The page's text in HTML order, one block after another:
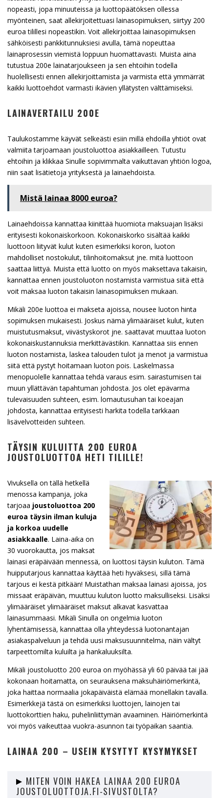
nopeasti, jopa minuuteissa ja luottopäätöksen ollessa
myönteinen, saat allekirjoitettuasi lainasopimuksen, siirtyy 200
euroa tilillesi nopeastikin. Voit allekirjoittaa lainasopimuksen
sähköisesti pankkitunnuksiesi avulla, tämä nopeuttaa
lainaprosessin viemistä loppuun huomattavasti. Muista aina
tutustua 200e lainatarjoukseen ja sen ehtoihin todella
huolellisesti ennen allekirjoittamista ja varmista että ymmärrät
kaikki luottoehdot varmasti ikävien yllätysten välttämiseksi.
LAINAVERTAILU 200E
Taulukostamme käyvät selkeästi esiin millä ehdoilla yhtiöt ovat
valmiita tarjoamaan joustoluottoa asiakkailleen. Tutustu
ehtoihin ja klikkaa Sinulle sopivimmalta vaikuttavan yhtiön logoa,
niin saat lisätietoja yrityksestä ja lainaehdoista.
Mistä lainaa 8000 euroa?
Lainaehdoissa kannattaa kiinittää huomiota maksuajan lisäksi
erityisesti kokonaiskorkoon. Kokonaiskorko sisältää kaikki
luottoon liityvät kulut kuten esimerkiksi koron, luoton
mahdolliset nostokulut, tilinhoitomaksut jne. mitä luottoon
saattaa liittyä. Muista että luotto on myös maksettava takaisin,
kannattaa ennen joustoluoton nostamista varmistua siitä että
voit maksaa luoton takaisin lainasopimuksen mukaan.
Mikäli 200e luottoa ei makseta ajoissa, nousee luoton hinta
sopimuksen mukaisesti. Joskus nämä ylimääräiset kulut, kuten
muistutusmaksut, viivästyskorot jne. saattavat muuttaa luoton
kokonaiskustannuksia merkittävästikin. Kannattaa siis ennen
luoton nostamista, laskea talouden tulot ja menot ja varmistua
siitä että pystyt hoitamaan luoton pois. Laskelmassa
menopuolelle kannattaa tehdä varaus esim. sairastumisen tai
muun yllättävän tapahtuman johdosta. Jos olet epävarma
tulevaisuuden suhteen, esim. lomautusuhan tai koeajan
johdosta, kannattaa erityisesti harkita todella tarkkaan
lisävelvotteiden suhteen.
TÄYSIN KULUITTA 200 EUROA
JOUSTOLUOTTOA HETI TILILLE!
Vivuksella on tällä hetkellä
menossa kampanja, joka
tarjoaa joustoluottoa 200
euroa täysin ilman kuluja
ja korkoa uudelle
asiakkaalle. Laina-aika on
30 vuorokautta, jos maksat
lainasi eräpäivään mennessä, on luottosi täysin kuluton. Tämä
huipputarjous kannattaa käyttää heti hyväksesi, sillä tämä
tarjous ei kestä pitkään! Muistathan maksaa lainasi ajoissa, jos
missaat eräpäivän, muuttuu kuluton luotto maksulliseksi. Lisäksi
ylimääräiset ylimääräiset maksut alkavat kasvattaa
lainasummaasi. Mikäli Sinulla on ongelmia luoton
lyhentämisessä, kannattaa olla yhteydessä luotonantajan
asiakaspalveluun ja tehdä uusi maksusuunnitelma, näin vältyt
tarpeettomilta kuluilta ja hankaluuksilta.
Mikäli joustoluotto 200 euroa on myöhässä yli 60 päivää tai jää
kokonaan hoitamatta, on seurauksena maksuhäiriömerkintä,
joka haittaa normaalia jokapäiväistä elämää monellakin tavalla.
Esimerkkejä tästä on esimerkiksi luottojen, lainojen tai
luottokorttien haku, puhelinliittymän avaaminen. Häiriömerkintä
voi myös vaikeuttaa vuokra-asunnon tai työpaikan saantia.
LAINAA 200 – USEIN KYSYTYT KYSYMYKSET
MITEN VOIN HAKEA LAINAA 200 EUROA
JOUSTOLUOTTOJA.FI-SIVUSTOLTA?